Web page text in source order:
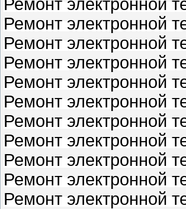
Ремонт электронной
Ремонт электронной
Ремонт электронной
Ремонт электронной
Ремонт электронной
Ремонт электронной
Ремонт электронной
Ремонт электронной
Ремонт электронной
Ремонт электронной
Ремонт электронной